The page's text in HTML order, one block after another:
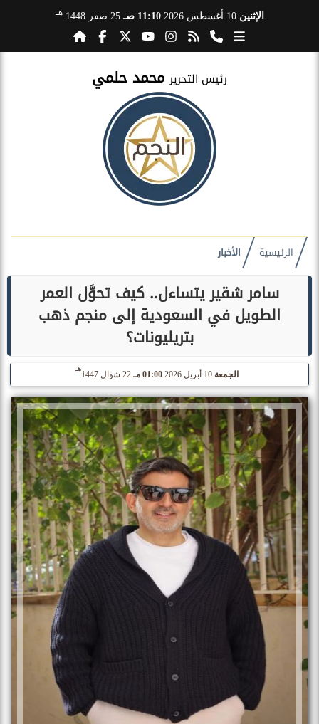
الإثنين 10 أغسطس 2026 11:10 صـ 25 صفر 1448 هـ
رئيس التحرير محمد حلمي
الرئيسية الأخبار
سامر شقير يتساءل.. كيف تحوَّل العمر
الطويل في السعودية إلى منجم ذهب
بتريليونات؟
الجمعة 10 أبريل 2026 01:00 مـ 22 شوال 1447
هـ